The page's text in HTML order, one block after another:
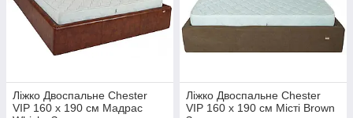
Ліжко Двоспальне Chester
VIP 160 х 190 см Мадрас
Ліжко Двоспальне Chester
VIP 160 х 190 см Місті Brown